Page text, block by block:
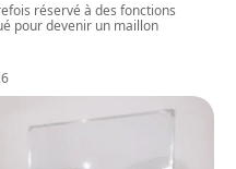
réservé à des fonctions
pour devenir un maillon